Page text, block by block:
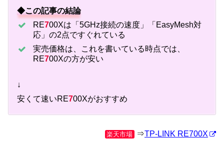
◆この記事の結論
RE700Xは「5GHz接続の速度」「EasyMesh対
応」の2点ですぐれている
実売価格は、これを書いている時点では、
RE700Xの方が安い
↓
安くて速いRE700Xがおすすめ
楽天市場 ⇒TP-LINK RE700X